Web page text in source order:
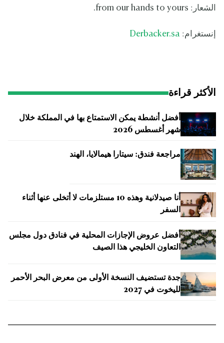
الشعار: from our hands to yours.
إنستغرام: Derbacker.sa
الأكثر قراءة
أفضل أنشطة يمكن الاستمتاع بها في المملكة خلال
شهر أغسطس 2026
مراجعة فندق: سيتارا هيمالايا، الهند
أنا صيدلانية وهذه 10 مستلزمات لا أتخلى عنها أثناء
السفر
أفضل عروض الإجازات المحلية في فنادق دول مجلس
التعاون الخليجي هذا الصيف
جدة تستضيف النسخة الأولى من معرض البحر الأحمر
لليخوت في 2027